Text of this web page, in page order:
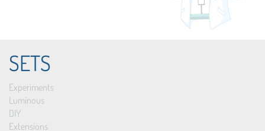
SETS
Experiments
Luminous
DIY
Extensions